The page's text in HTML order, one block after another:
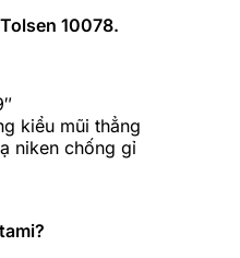
10078.
kiểu mũi thẳng
niken chống gỉ